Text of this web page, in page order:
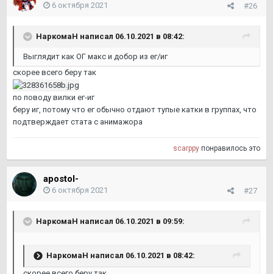
#26
6 октября 2021
НаркомаН написал 06.10.2021 в 08:42:
Выглядит как ОГ макс и добор из ег/иг
скорее всего беру так
по поводу вилки ег-иг
беру иг, потому что ег обычно отдают тупые катки в группах, что
подтверждает стата с анимажора
scarppy понравилось это
apostol-
#27
6 октября 2021
НаркомаН написал 06.10.2021 в 09:59:
НаркомаН написал 06.10.2021 в 08:42: